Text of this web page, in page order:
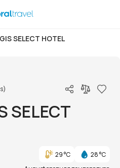
SELECT HOTEL
SELECT
29 °C
28 °C